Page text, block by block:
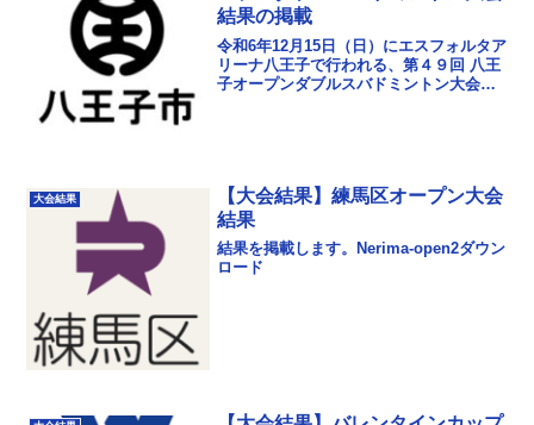
結果の掲載
令和6年12月15日（日）にエスフォルタア
リーナ八王子で行われる、第４９回 八王
子オープンダブルスバドミントン大会に
大会結果
【大会結果】練馬区オープン大会
結果
結果を掲載します。Nerima-open2ダウン
ロード